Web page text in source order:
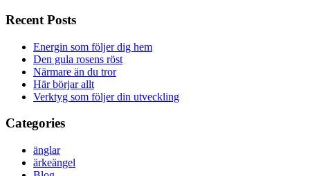
Recent Posts
Energin som följer dig hem
Den gula rosens röst
Närmare än du tror
Här börjar allt
Verktyg som följer din utveckling
Categories
änglar
ärkeängel